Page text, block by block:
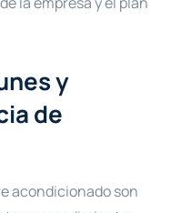
y
de
acondicionado son